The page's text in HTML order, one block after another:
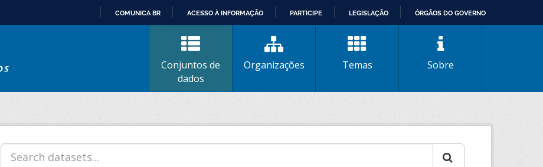
CONTEÚDO
COMUNICA BR ACESSO À INFORMAÇÃO PARTICIPE LEGISLAÇÃO ÓRGÃOS DO GOVERNO
Conjuntos de
dados
Organizações Temas Sobre